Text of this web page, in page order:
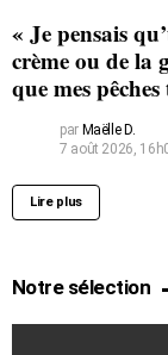
« Je pensais
crème ou de la
que mes
par Maëlle D.
7 août 2026,
Lire plus
Notre sélection